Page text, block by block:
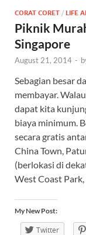
CORAT CORET / LIFE
Piknik
Singapore
August 21, 2014 -
Sebagian besar
membayar.
dapat kita
biaya minimum.
secara gratis
China Town,
(berlokasi di
West Coast
My New Post:
Twitter